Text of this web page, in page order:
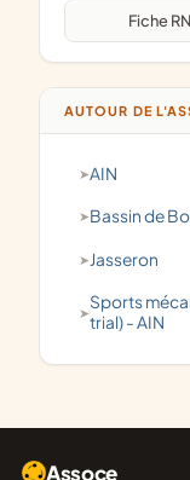
Fiche
AUTOUR DE
AIN
Bassin de
Jasseron
Sports mécaniques (sport automobile, moto,
trial) - AIN
Assoce